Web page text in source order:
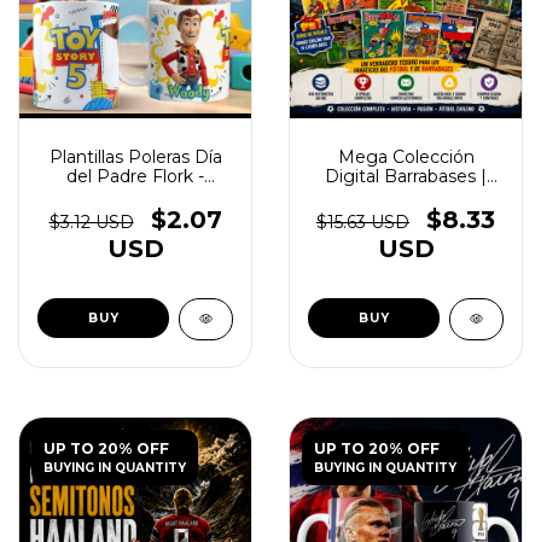
Plantillas Poleras Día
del Padre Flork -
(copia) - (copia) -
(copia)
$3.12 USD
$2.07
USD
Mega Colección
Digital Barrabases |
Torneo Chileno 1960
$15.63 USD
$8.33
USD
UP TO 20% OFF
BUYING IN QUANTITY
UP TO 20% OFF
BUYING IN QUANTITY